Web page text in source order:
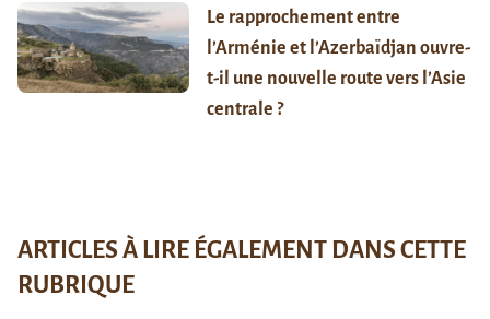
Le rapprochement entre
l’Arménie et l’Azerbaïdjan ouvre-
t-il une nouvelle route vers l’Asie
centrale ?
ARTICLES À LIRE ÉGALEMENT DANS CETTE
RUBRIQUE